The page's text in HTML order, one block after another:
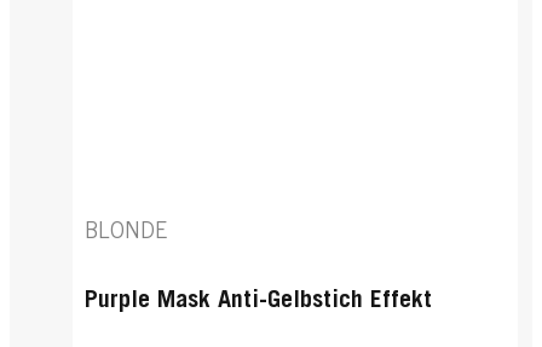
BLONDE
Purple Mask Anti-Gelbstich Effekt